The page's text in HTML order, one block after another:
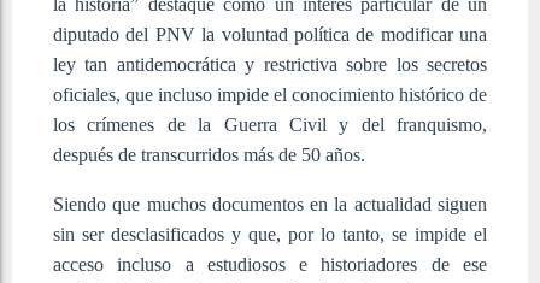
la historia” destaque como un interés particular de un
diputado del PNV la voluntad política de modificar una
ley tan antidemocrática y restrictiva sobre los secretos
oficiales, que incluso impide el conocimiento histórico de
los crímenes de la Guerra Civil y del franquismo,
después de transcurridos más de 50 años.
Siendo que muchos documentos en la actualidad siguen
sin ser desclasificados y que, por lo tanto, se impide el
acceso incluso a estudiosos e historiadores de ese